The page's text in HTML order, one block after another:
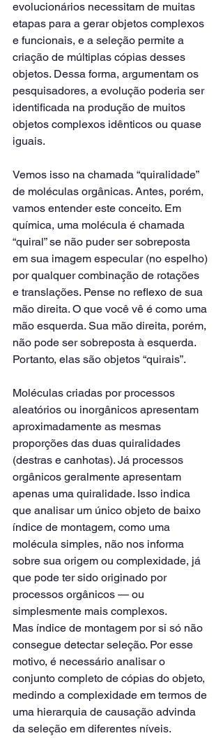
evolucionários necessitam de muitas
etapas para a gerar objetos complexos
e funcionais, e a seleção permite a
criação de múltiplas cópias desses
objetos. Dessa forma, argumentam os
pesquisadores, a evolução poderia ser
identificada na produção de muitos
objetos complexos idênticos ou quase
iguais.
Vemos isso na chamada “quiralidade”
de moléculas orgânicas. Antes, porém,
vamos entender este conceito. Em
química, uma molécula é chamada
“quiral” se não puder ser sobreposta
em sua imagem especular (no espelho)
por qualquer combinação de rotações
e translações. Pense no reflexo de sua
mão direita. O que você vê é como uma
mão esquerda. Sua mão direita, porém,
não pode ser sobreposta à esquerda.
Portanto, elas são objetos “quirais”.
Moléculas criadas por processos
aleatórios ou inorgânicos apresentam
aproximadamente as mesmas
proporções das duas quiralidades
(destras e canhotas). Já processos
orgânicos geralmente apresentam
apenas uma quiralidade. Isso indica
que analisar um único objeto de baixo
índice de montagem, como uma
molécula simples, não nos informa
sobre sua origem ou complexidade, já
que pode ter sido originado por
processos orgânicos — ou
simplesmente mais complexos.
Mas índice de montagem por si só não
consegue detectar seleção. Por esse
motivo, é necessário analisar o
conjunto completo de cópias do objeto,
medindo a complexidade em termos de
uma hierarquia de causação advinda
da seleção em diferentes níveis.